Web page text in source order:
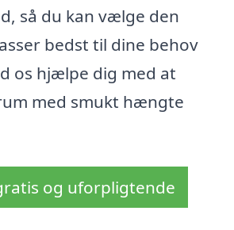
så du kan vælge den
bedst til dine behov
os hjælpe dig med at
med smukt hængte
og uforpligtende